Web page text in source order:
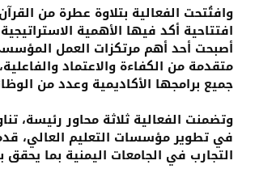
وافتُتحت الفعالية بتلاوة عطرة من
افتتاحية أكد فيها الأهمية
أصبحت أحد أهم مرتكزات العمل
متقدمة من الكفاءة والاعتماد
جميع برامجها الأكاديمية وعدد من
وتضمنت الفعالية ثلاثة محاور رئيسة،
في تطوير مؤسسات التعليم العالي،
التجارب في الجامعات اليمنية بما يحقق